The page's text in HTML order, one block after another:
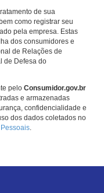
de sua
como registrar seu
pela empresa. Estas
dos consumidores e
de Relações de
de Defesa do
pelo Consumidor.gov.br
e armazenadas
confidencialidade e
dos dados coletados no
.